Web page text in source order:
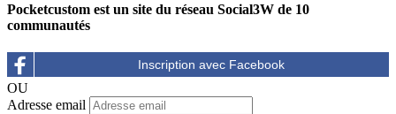
Pocketcustom est un site du réseau Social3W de 10
communautés
OU
Adresse email